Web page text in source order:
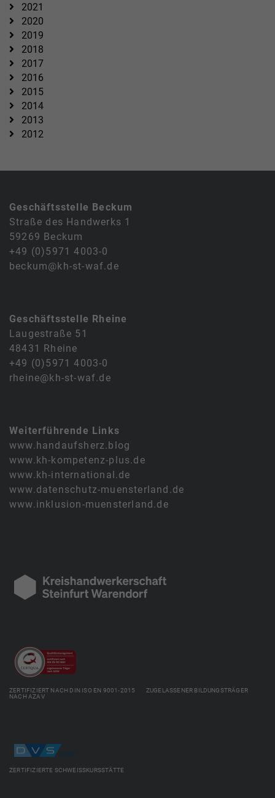
2021
2020
2019
2018
2017
2016
2015
2014
2013
2012
Geschäftsstelle Beckum
Straße des Handwerks 1
59269 Beckum
+49 (0)5971 4003-0
beckum@kh-st-waf.de
Geschäftsstelle Rheine
Laugestraße 51
48431 Rheine
+49 (0)5971 4003-0
rheine@kh-st-waf.de
Weiterführende Links
www.handaufsherz.blog
www.kh-kompetenz-plus.de
www.kh-international.de
www.datenschutz-muensterland.de
www.inklusion-muensterland.de
ZERTIFIZIERT NACH DIN ISO EN 9001-2015 ZUGELASSENER BILDUNGSTRÄGER
NACH AZAV
ZERTIFIZIERTE SCHWEISSKURSSTÄTTE